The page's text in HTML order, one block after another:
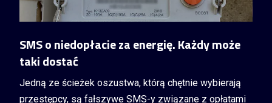
SMS o niedopłacie za energię. Każdy może
taki dostać
Jedną ze ścieżek oszustwa, którą chętnie wybierają
przestępcy, są fałszywe SMS-y związane z opłatami